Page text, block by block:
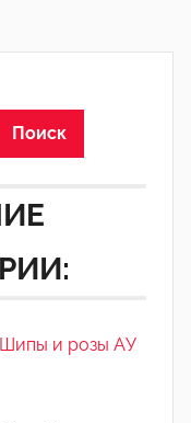
Поиск
и розы АУ